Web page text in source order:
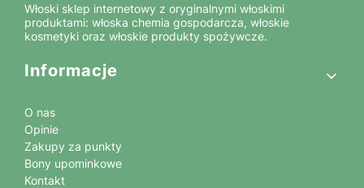
Włoski sklep internetowy z oryginalnymi włoskimi
produktami: włoska chemia gospodarcza, włoskie
kosmetyki oraz włoskie produkty spożywcze.
Linki w stopce
Informacje
O nas
Opinie
Zakupy za punkty
Bony upominkowe
Kontakt